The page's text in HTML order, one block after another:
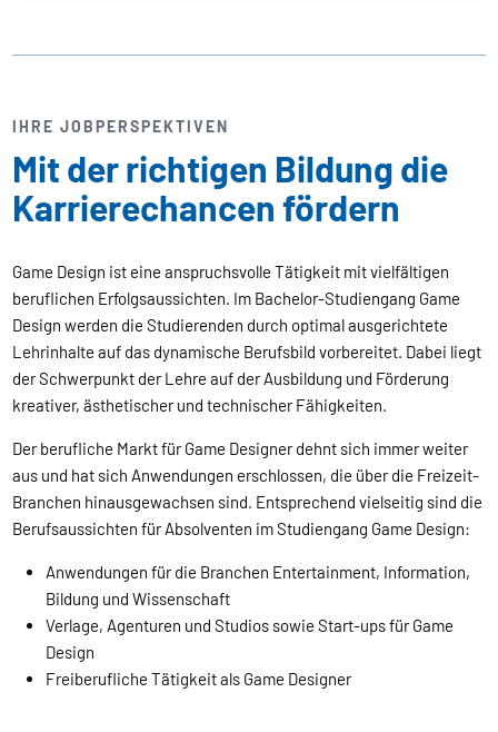
IHRE JOBPERSPEKTIVEN
Mit der richtigen Bildung die
Karrierechancen fördern
Game Design ist eine anspruchsvolle Tätigkeit mit vielfältigen
beruflichen Erfolgsaussichten. Im Bachelor-Studiengang Game
Design werden die Studierenden durch optimal ausgerichtete
Lehrinhalte auf das dynamische Berufsbild vorbereitet. Dabei liegt
der Schwerpunkt der Lehre auf der Ausbildung und Förderung
kreativer, ästhetischer und technischer Fähigkeiten.
Der berufliche Markt für Game Designer dehnt sich immer weiter
aus und hat sich Anwendungen erschlossen, die über die Freizeit-
Branchen hinausgewachsen sind. Entsprechend vielseitig sind die
Berufsaussichten für Absolventen im Studiengang Game Design:
Anwendungen für die Branchen Entertainment, Information,
Bildung und Wissenschaft
Verlage, Agenturen und Studios sowie Start-ups für Game
Design
Freiberufliche Tätigkeit als Game Designer